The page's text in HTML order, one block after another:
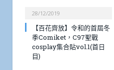
28/12/2019
【百花齊放】令和的首屆冬
季Comiket，C97聖戰
cosplay集合貼vol.1(首日
目)